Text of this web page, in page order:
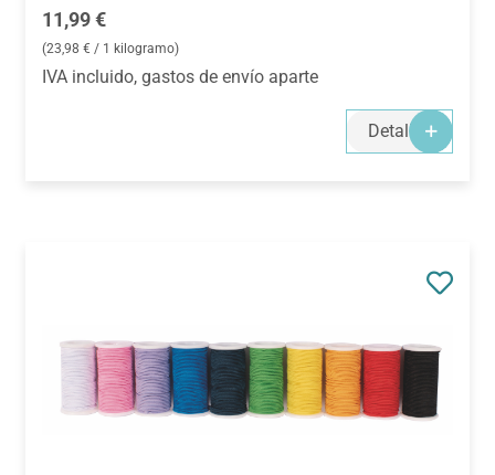
Precio normal:
11,99 €
(23,98 € / 1 kilogramo)
IVA incluido, gastos de envío aparte
Detalles